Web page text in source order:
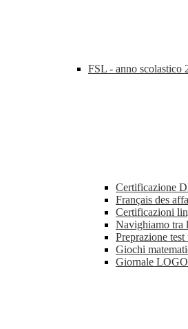
FSL - anno scolastico
Certificazione
Français des
Certificazioni
Navighiamo tra
Preprazione
Giochi
Giornale